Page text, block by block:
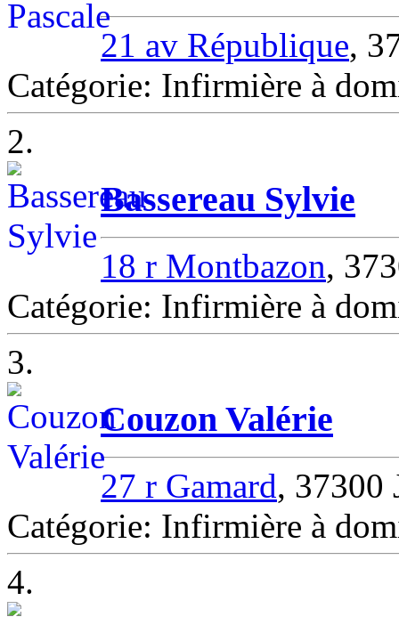
21 av République,
Catégorie: Infirmière à
2.
Bassereau Sylvie
18 r Montbazon,
Catégorie: Infirmière à
3.
Couzon Valérie
27 r Gamard, 37300
Catégorie: Infirmière à
4.